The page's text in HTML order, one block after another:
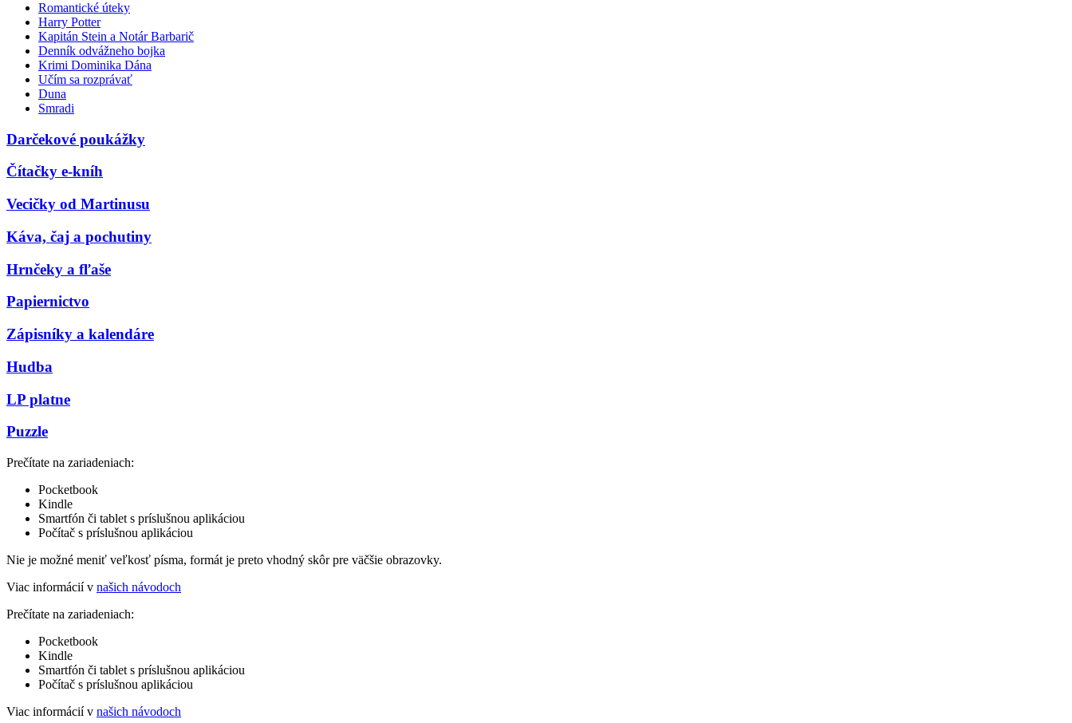
Romantické úteky
Harry Potter
Kapitán Stein a Notár Barbarič
Denník odvážneho bojka
Krimi Dominika Dána
Učím sa rozprávať
Duna
Smradi
Darčekové poukážky
Čítačky e-kníh
Vecičky od Martinusu
Káva, čaj a pochutiny
Hrnčeky a fľaše
Papiernictvo
Zápisníky a kalendáre
Hudba
LP platne
Puzzle
Prečítate na zariadeniach:
Pocketbook
Kindle
Smartfón či tablet s príslušnou aplikáciou
Počítač s príslušnou aplikáciou
Nie je možné meniť veľkosť písma, formát je preto vhodný skôr pre väčšie obrazovky.
Viac informácií v našich návodoch
Prečítate na zariadeniach:
Pocketbook
Kindle
Smartfón či tablet s príslušnou aplikáciou
Počítač s príslušnou aplikáciou
Viac informácií v našich návodoch